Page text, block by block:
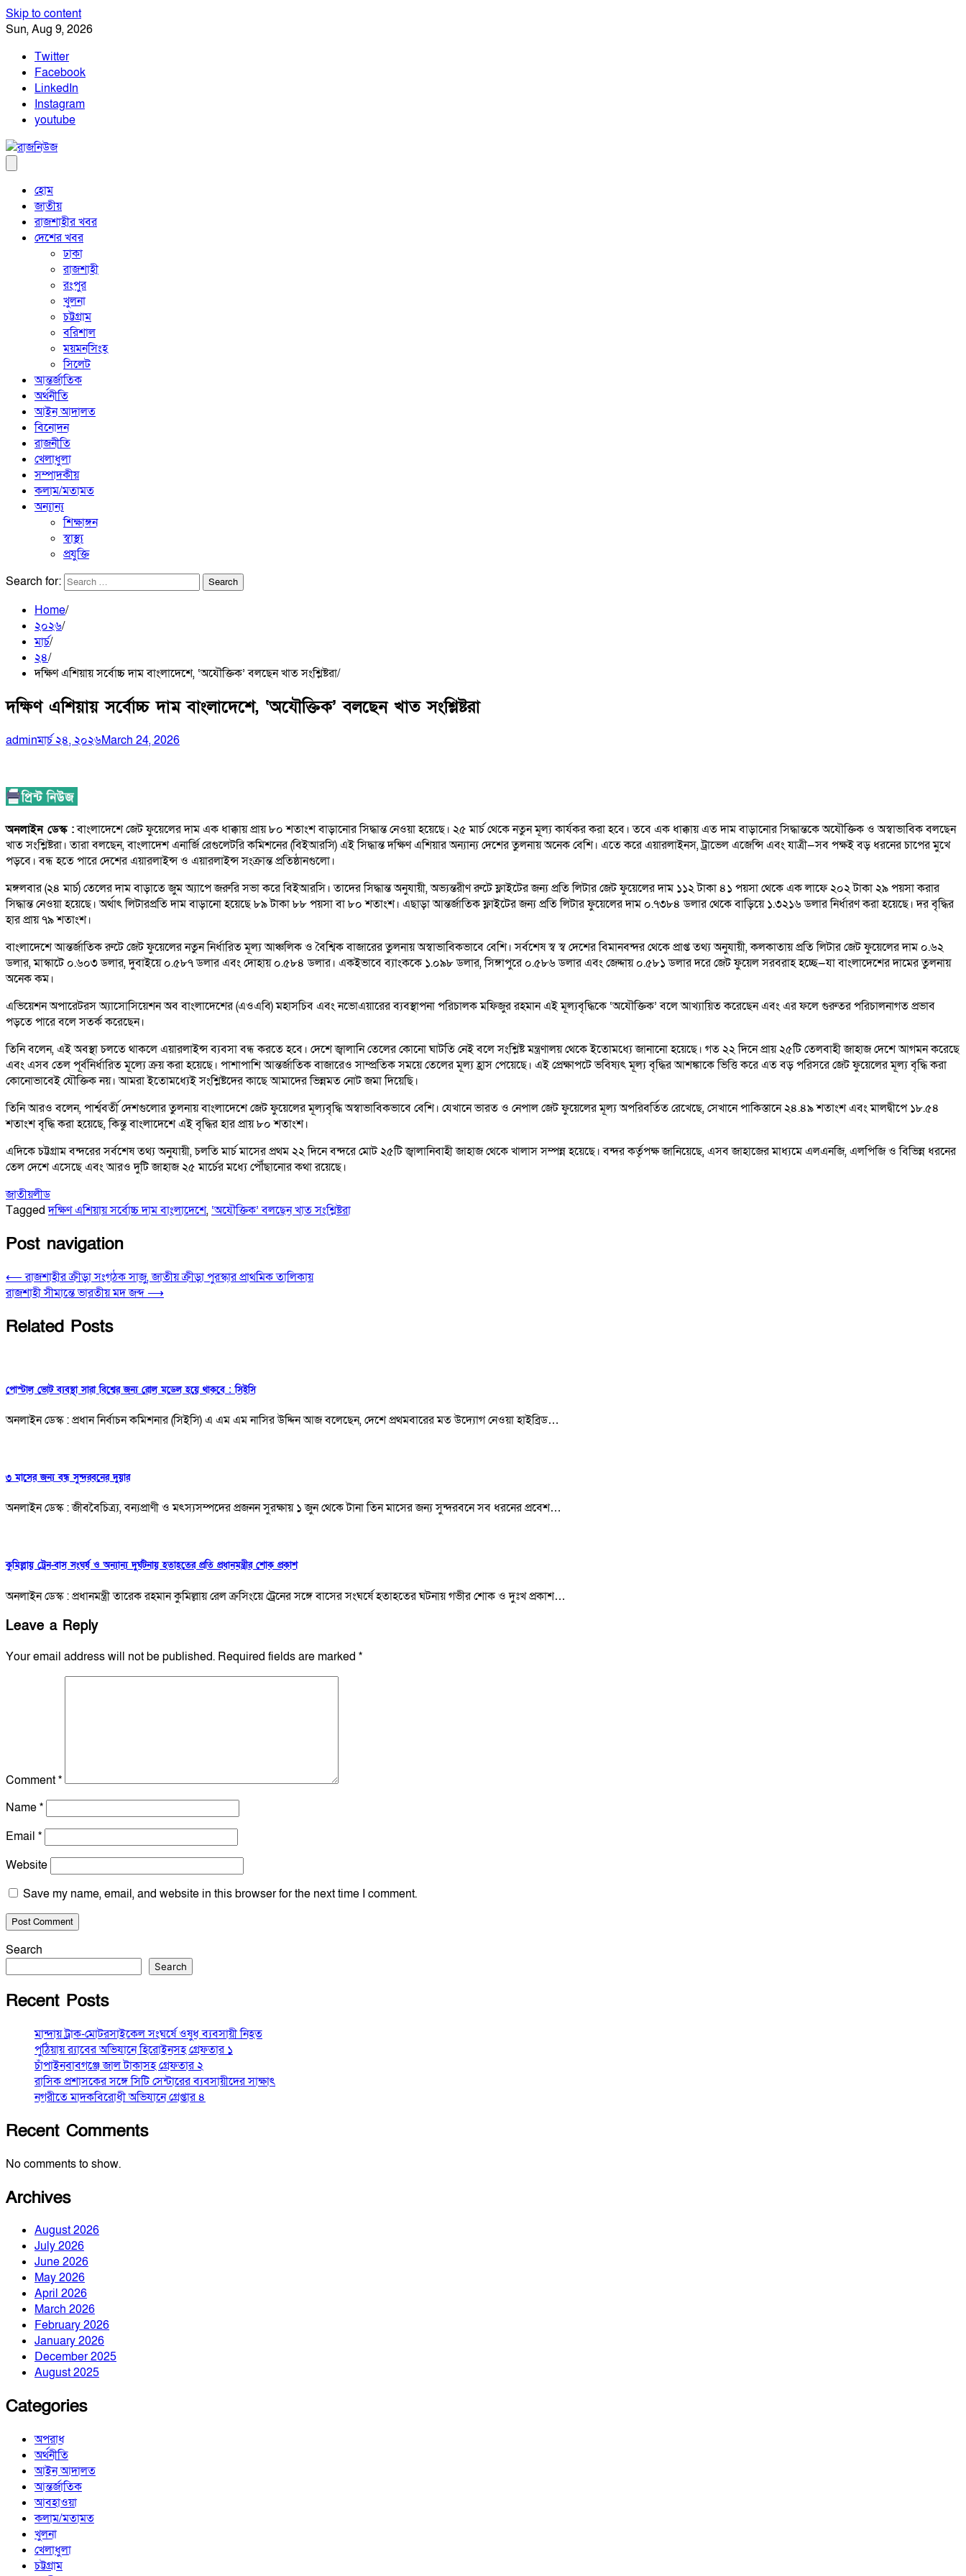
Skip to content
Sun, Aug 9, 2026
Twitter
Facebook
LinkedIn
Instagram
youtube
হোম
জাতীয়
রাজশাহীর খবর
দেশের খবর
ঢাকা
রাজশাহী
রংপুর
খুলনা
চট্টগ্রাম
বরিশাল
ময়মনসিংহ
সিলেট
আন্তর্জাতিক
অর্থনীতি
আইন আদালত
বিনোদন
রাজনীতি
খেলাধুলা
সম্পাদকীয়
কলাম/মতামত
অন্যান্য
শিক্ষাঙ্গন
স্বাস্থ্য
প্রযুক্তি
Search for:
Home
২০২৬
মার্চ
২৪
দক্ষিণ এশিয়ায় সর্বোচ্চ দাম বাংলাদেশে, ‘অযৌক্তিক’ বলছেন খাত সংশ্লিষ্টরা
দক্ষিণ এশিয়ায় সর্বোচ্চ দাম বাংলাদেশে, ‘অযৌক্তিক’ বলছেন খাত সংশ্লিষ্টরা
adminমার্চ ২৪, ২০২৬March 24, 2026
অনলাইন ডেস্ক :বাংলাদেশে জেট ফুয়েলের দাম এক ধাক্কায় প্রায় ৮০ শতাংশ বাড়ানোর সিদ্ধান্ত নেওয়া হয়েছে। ২৫ মার্চ থেকে নতুন মূল্য কার্যকর করা হবে। তবে এক ধাক্কায় এত দাম বাড়ানোর সিদ্ধান্তকে অযৌক্তিক ও অস্বাভাবিক বলছেন
খাত সংশ্লিষ্টরা। তারা বলছেন, বাংলাদেশ এনার্জি রেগুলেটরি কমিশনের (বিইআরসি) এই সিদ্ধান্ত দক্ষিণ এশিয়ার অন্যান্য দেশের তুলনায় অনেক বেশি। এতে করে এয়ারলাইনস, ট্রাভেল এজেন্সি এবং যাত্রী—সব পক্ষই বড় ধরনের চাপের মুখে
পড়বে। বন্ধ হতে পারে দেশের এয়ারলাইন্স ও এয়ারলাইন্স সংক্রান্ত প্রতিষ্ঠানগুলো।
মঙ্গলবার (২৪ মার্চ) তেলের দাম বাড়াতে জুম অ্যাপে জরুরি সভা করে বিইআরসি। তাদের সিদ্ধান্ত অনুযায়ী, অভ্যন্তরীণ রুটে ফ্লাইটের জন্য প্রতি লিটার জেট ফুয়েলের দাম ১১২ টাকা ৪১ পয়সা থেকে এক লাফে ২০২ টাকা ২৯ পয়সা করার
সিদ্ধান্ত নেওয়া হয়েছে। অর্থাৎ লিটারপ্রতি দাম বাড়ানো হয়েছে ৮৯ টাকা ৮৮ পয়সা বা ৮০ শতাংশ। এছাড়া আন্তর্জাতিক ফ্লাইটের জন্য প্রতি লিটার ফুয়েলের দাম ০.৭৩৮৪ ডলার থেকে বাড়িয়ে ১.৩২১৬ ডলার নির্ধারণ করা হয়েছে। দর বৃদ্ধির
হার প্রায় ৭৯ শতাংশ।
বাংলাদেশে আন্তর্জাতিক রুটে জেট ফুয়েলের নতুন নির্ধারিত মূল্য আঞ্চলিক ও বৈশ্বিক বাজারের তুলনায় অস্বাভাবিকভাবে বেশি। সর্বশেষ স্ব স্ব দেশের বিমানবন্দর থেকে প্রাপ্ত তথ্য অনুযায়ী, কলকাতায় প্রতি লিটার জেট ফুয়েলের দাম ০.৬২
ডলার, মাস্কাটে ০.৬০৩ ডলার, দুবাইয়ে ০.৫৮৭ ডলার এবং দোহায় ০.৫৮৪ ডলার। একইভাবে ব্যাংককে ১.০৯৮ ডলার, সিঙ্গাপুরে ০.৫৮৬ ডলার এবং জেদ্দায় ০.৫৮১ ডলার দরে জেট ফুয়েল সরবরাহ হচ্ছে—যা বাংলাদেশের দামের তুলনায়
অনেক কম।
এভিয়েশন অপারেটরস অ্যাসোসিয়েশন অব বাংলাদেশের (এওএবি) মহাসচিব এবং নভোএয়ারের ব্যবস্থাপনা পরিচালক মফিজুর রহমান এই মূল্যবৃদ্ধিকে ‘অযৌক্তিক’ বলে আখ্যায়িত করেছেন এবং এর ফলে গুরুতর পরিচালনাগত প্রভাব
পড়তে পারে বলে সতর্ক করেছেন।
তিনি বলেন, এই অবস্থা চলতে থাকলে এয়ারলাইন্স ব্যবসা বন্ধ করতে হবে। দেশে জ্বালানি তেলের কোনো ঘাটতি নেই বলে সংশ্লিষ্ট মন্ত্রণালয় থেকে ইতোমধ্যে জানানো হয়েছে। গত ২২ দিনে প্রায় ২৫টি তেলবাহী জাহাজ দেশে আগমন করেছে
এবং এসব তেল পূর্বনির্ধারিত মূল্যে ক্রয় করা হয়েছে। পাশাপাশি আন্তর্জাতিক বাজারেও সাম্প্রতিক সময়ে তেলের মূল্য হ্রাস পেয়েছে। এই প্রেক্ষাপটে ভবিষ্যৎ মূল্য বৃদ্ধির আশঙ্কাকে ভিত্তি করে এত বড় পরিসরে জেট ফুয়েলের মূল্য বৃদ্ধি করা
কোনোভাবেই যৌক্তিক নয়। আমরা ইতোমধ্যেই সংশ্লিষ্টদের কাছে আমাদের ভিন্নমত নোট জমা দিয়েছি।
তিনি আরও বলেন, পার্শ্ববর্তী দেশগুলোর তুলনায় বাংলাদেশে জেট ফুয়েলের মূল্যবৃদ্ধি অস্বাভাবিকভাবে বেশি। যেখানে ভারত ও নেপাল জেট ফুয়েলের মূল্য অপরিবর্তিত রেখেছে, সেখানে পাকিস্তানে ২৪.৪৯ শতাংশ এবং মালদ্বীপে ১৮.৫৪
শতাংশ বৃদ্ধি করা হয়েছে, কিন্তু বাংলাদেশে এই বৃদ্ধির হার প্রায় ৮০ শতাংশ।
এদিকে চট্টগ্রাম বন্দরের সর্বশেষ তথ্য অনুযায়ী, চলতি মার্চ মাসের প্রথম ২২ দিনে বন্দরে মোট ২৫টি জ্বালানিবাহী জাহাজ থেকে খালাস সম্পন্ন হয়েছে। বন্দর কর্তৃপক্ষ জানিয়েছে, এসব জাহাজের মাধ্যমে এলএনজি, এলপিজি ও বিভিন্ন ধরনের
তেল দেশে এসেছে এবং আরও দুটি জাহাজ ২৫ মার্চের মধ্যে পৌঁছানোর কথা রয়েছে।
জাতীয়লীড
Taggedদক্ষিণ এশিয়ায় সর্বোচ্চ দাম বাংলাদেশে, ‘অযৌক্তিক’ বলছেন খাত সংশ্লিষ্টরা
Post navigation
⟵ রাজশাহীর ক্রীড়া সংগঠক সাজু, জাতীয় ক্রীড়া পুরস্কার প্রাথমিক তালিকায়
রাজশাহী সীমান্তে ভারতীয় মদ জব্দ ⟶
Related Posts
পোস্টাল ভোট ব্যবস্থা সারা বিশ্বের জন্য রোল মডেল হয়ে থাকবে : সিইসি
অনলাইন ডেস্ক : প্রধান নির্বাচন কমিশনার (সিইসি) এ এম এম নাসির উদ্দিন আজ বলেছেন, দেশে প্রথমবারের মত উদ্যোগ নেওয়া হাইব্রিড…
৩ মাসের জন্য বন্ধ সুন্দরবনের দুয়ার
অনলাইন ডেস্ক : জীববৈচিত্র্য, বন্যপ্রাণী ও মৎস্যসম্পদের প্রজনন সুরক্ষায় ১ জুন থেকে টানা তিন মাসের জন্য সুন্দরবনে সব ধরনের প্রবেশ…
কুমিল্লায় ট্রেন-বাস সংঘর্ষ ও অন্যান্য দুর্ঘটনায় হতাহতের প্রতি প্রধানমন্ত্রীর শোক প্রকাশ
অনলাইন ডেস্ক : প্রধানমন্ত্রী তারেক রহমান কুমিল্লায় রেল ক্রসিংয়ে ট্রেনের সঙ্গে বাসের সংঘর্ষে হতাহতের ঘটনায় গভীর শোক ও দুঃখ প্রকাশ…
Leave a Reply
Your email address will not be published. Required fields are marked *
Comment*
Name*
Email *
Website
Save my name, email, and website in this browser for the next time I comment.
Search
Search
Recent Posts
মান্দায় ট্রাক-মোটরসাইকেল সংঘর্ষে ওষুধ ব্যবসায়ী নিহত
পুঠিয়ায় র‍্যাবের অভিযানে হিরোইনসহ গ্রেফতার ১
চাঁপাইনবাবগঞ্জে জাল টাকাসহ গ্রেফতার ২
রাসিক প্রশাসকের সঙ্গে সিটি সেন্টারের ব্যবসায়ীদের সাক্ষাৎ
নগরীতে মাদকবিরোধী অভিযানে গ্রেপ্তার ৪
Recent Comments
No comments to show.
Archives
August 2026
July 2026
June 2026
May 2026
April 2026
March 2026
February 2026
January 2026
December 2025
August 2025
Categories
অপরাধ
অর্থনীতি
আইন আদালত
আন্তর্জাতিক
আবহাওয়া
কলাম/মতামত
খুলনা
খেলাধুলা
চট্টগ্রাম